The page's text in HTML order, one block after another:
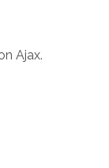
Ajax.